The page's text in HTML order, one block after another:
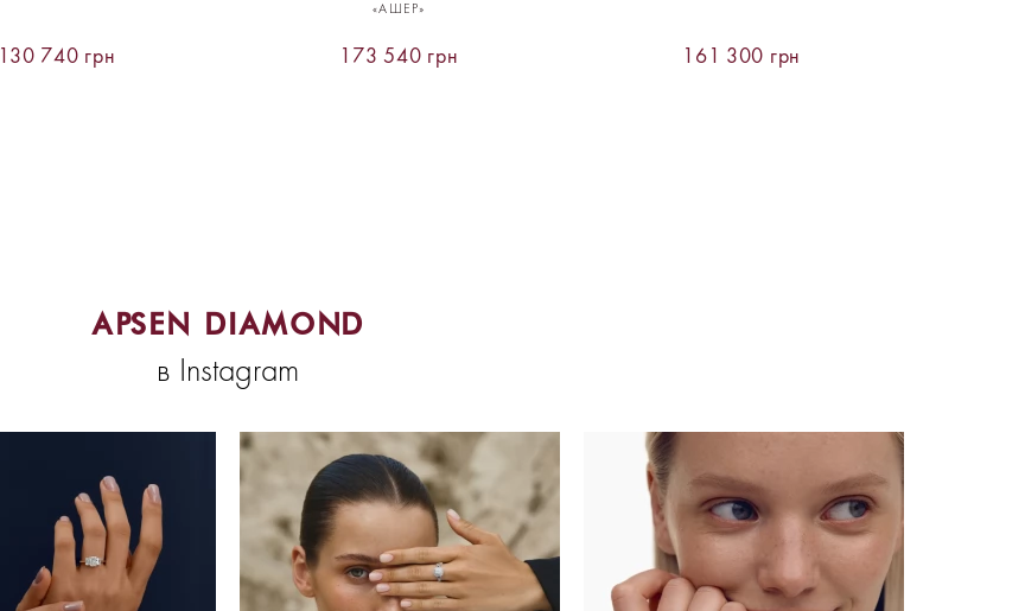
130 740 грн
«АШЕР»
173 540 грн 161 300 грн
APSEN DIAMOND
в Instagram